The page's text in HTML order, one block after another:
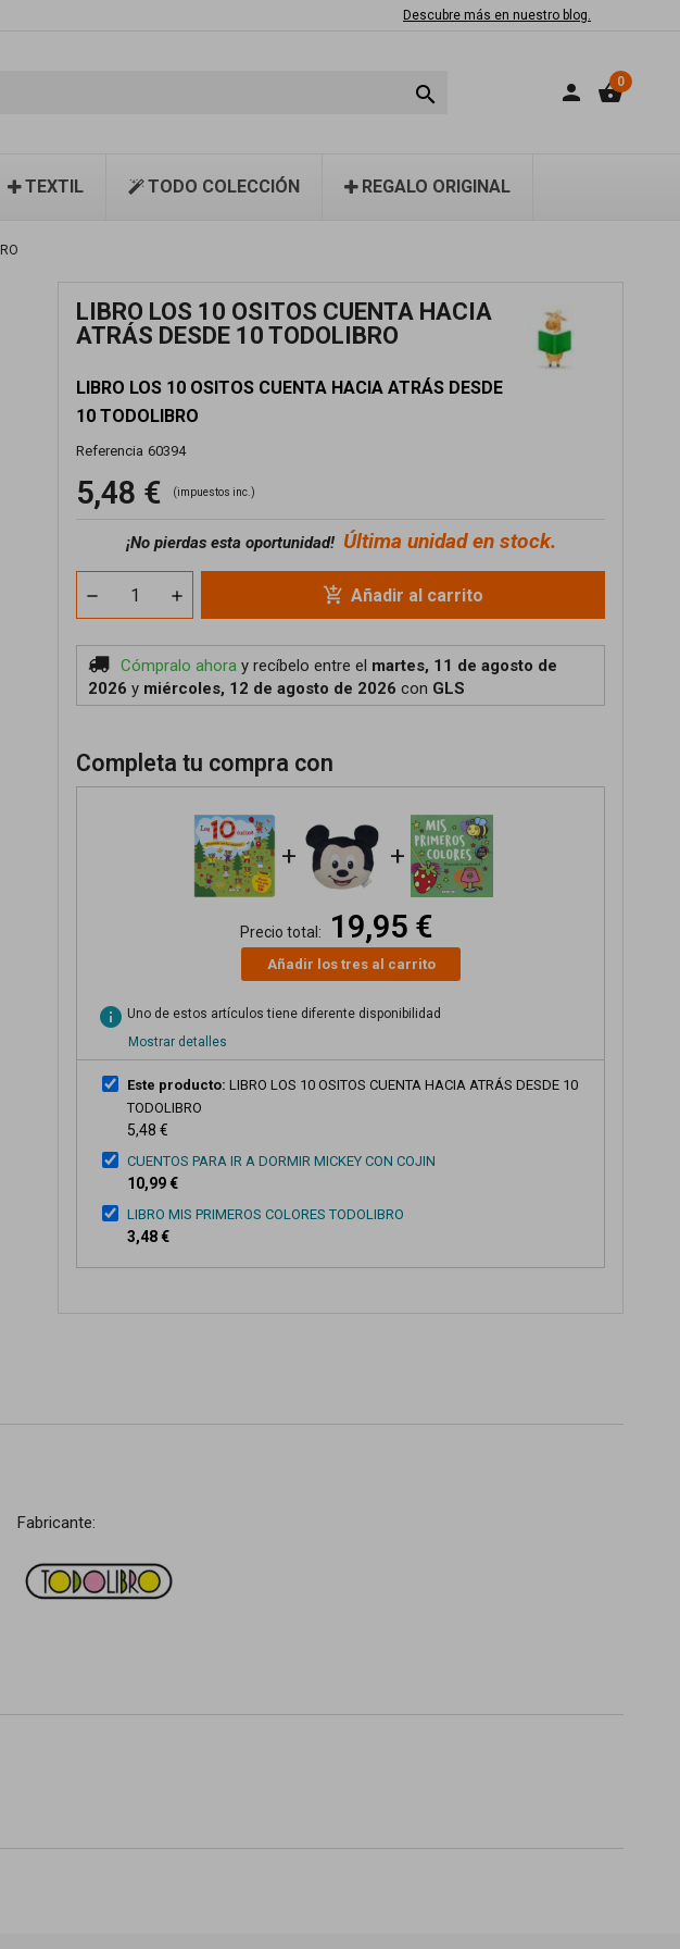
Descubre más en nuestro blog.
 person shopping_basket0
TEXTIL TODO COLECCIÓN REGALO ORIGINAL
LIBRO LOS 10 OSITOS CUENTA HACIA
ATRÁS DESDE 10 TODOLIBRO
LIBRO LOS 10 OSITOS CUENTA HACIA ATRÁS DESDE
10 TODOLIBRO
Referencia 60394
5,48 € (impuestos inc.)
¡No pierdas esta oportunidad! Última unidad en stock.
add_shopping_cart Añadir al carrito
Cómpralo ahoray recíbeloentre el martes, 11 de agosto de
2026 y miércoles, 12 de agosto de 2026 con GLS
Completa tu compra con
+ +
Precio total: 19,95 €
Añadir los tres al carrito
info Uno de estos artículos tiene diferente disponibilidad
Mostrar detalles
Este producto: LIBRO LOS 10 OSITOS CUENTA HACIA ATRÁS DESDE 10
TODOLIBRO
5,48 €
CUENTOS PARA IR A DORMIR MICKEY CON COJIN
10,99 €
LIBRO MIS PRIMEROS COLORES TODOLIBRO
3,48 €
Fabricante: